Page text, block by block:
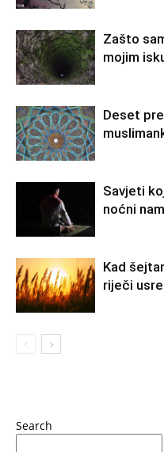
Zašto
mojim
Deset
Savjeti
noćni
Kad
riječi
Search